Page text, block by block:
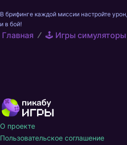
В брифинге каждой миссии настройте
и в бой!
Главная 🕹️ Игры симуляторы
О проекте
Пользовательское соглашение